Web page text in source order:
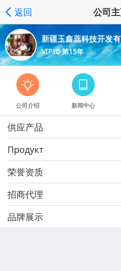
返回 公司
新疆玉鑫蕊科技开发
VIP10 第15年
公司介绍 新闻中心
供应产品
Продукт
荣誉资质
招商代理
品牌展示